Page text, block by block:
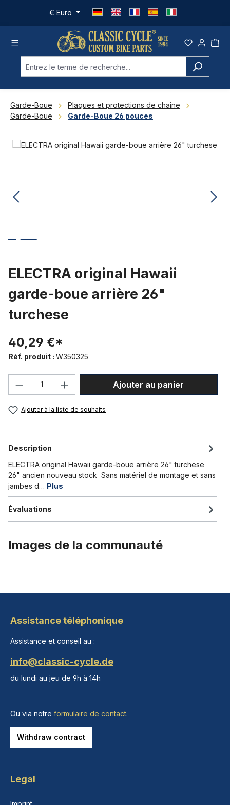
Passer au contenu principal
€ Euro
Garde-Boue
Plaques et protections de chaine
Garde-Boue
Garde-Boue 26 pouces
Ignorer la galerie d'images
ELECTRA original Hawaii
garde-boue arrière 26"
turchese
40,29 €*
Réf. produit : W350325
Quantité de produit : Entrez la
Ajouter au panier
Ajouter à la liste de souhaits
Description
ELECTRA original Hawaii garde-boue arrière 26" turchese
26" ancien nouveau stock Sans matériel de montage et sans
jambes d… Plus
Évaluations
Images de la communauté
Assistance téléphonique
Assistance et conseil au :
info@classic-cycle.de
du lundi au jeu de 9h à 14h
Ou via notre formulaire de contact.
Withdraw contract
Legal